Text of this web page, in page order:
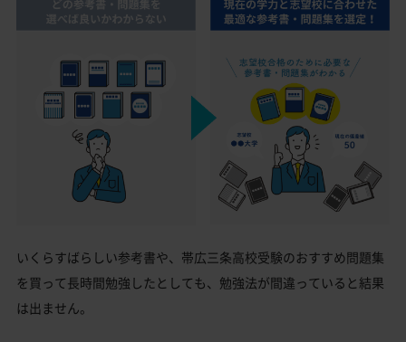
いくらすばらしい参考書や、帯広三条高校受験のおすすめ問題集
を買って長時間勉強したとしても、勉強法が間違っていると結果
は出ません。